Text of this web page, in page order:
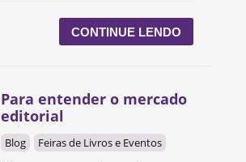
CONTINUE LENDO
Para entender o mercado
editorial
Blog Feiras de Livros e Eventos